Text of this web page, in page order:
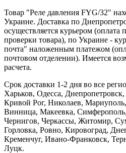
Товар "Реле давления FYG/32"
Украине. Доставка по
осуществляется курьером (оплата
проверки товара), по Украине -
почта" наложенным платежом
почтовом отделении). Имеется
расчета.
Срок доставки 1-2 дня во все
Харьков, Одесса,
Кривой Рог, Николаев,
Винница, Макеевка,
Чернигов, Черкассы, Житомир,
Горловка, Ровно, Кировоград,
Кременчуг, Ивано-Франковск,
Луцк.